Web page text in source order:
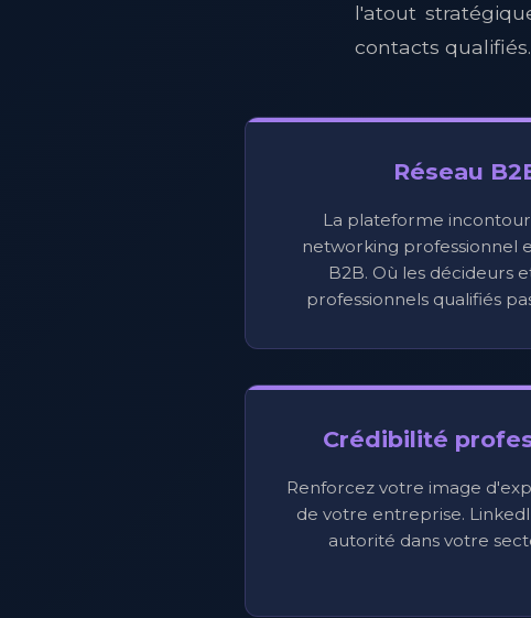
l'atout
contacts qualifiés.
Réseau
La plateforme
networking professionnel
B2B. Où les décideurs
professionnels qualifiés
Crédibilité
Renforcez votre image
de votre entreprise.
autorité dans votre